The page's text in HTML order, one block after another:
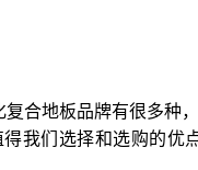
合地板品牌有很多种
得我们选择和选购的优